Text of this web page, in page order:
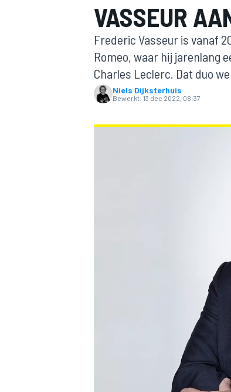
MOTOGP
VASSEUR
Frederic Vasseur is vanaf
Romeo, waar hij jarenlang
Charles Leclerc. Dat duo
Niels Dijksterhuis
Bewerkt: 13 dec 2022, 08:37